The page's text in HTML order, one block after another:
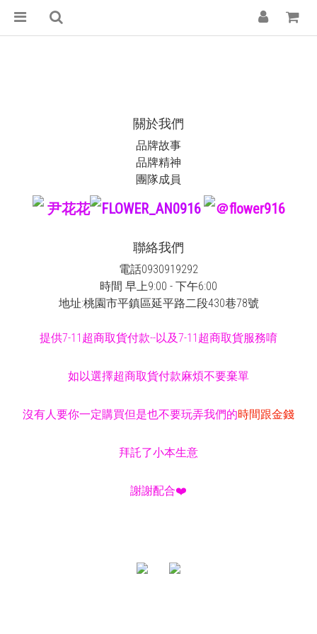
關於我們
品牌故事
品牌精神
團隊成員
尹花花 FLOWER_AN0916 ＠flower916
聯絡我們
電話0930919292
時間 早上9:00 - 下午6:00
地址:桃園市平鎮區延平路二段430巷78號
提供7-11超商取貨付款--以及7-11超商取貨服務唷
如以選擇超商取貨付款麻煩不要棄單
沒有人要你一定購買但是也不要玩弄我們的時間跟金錢
拜託了小本生意
謝謝配合❤️